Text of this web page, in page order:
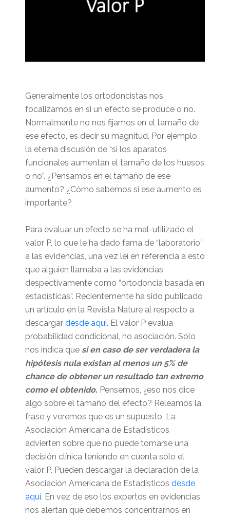
Generalmente los ortodoncistas nos
focalizamos en si un efecto se produce o no.
Normalmente no nos fijamos en el tamaño de
ese efecto, es decir su magnitud. Por ejemplo
la eterna discusión de “si los aparatos
funcionales aumentan el tamaño de los huesos
o no”. ¿Pensamos en el tamaño de ese
aumento? ¿Cómo sabemos si ese aumento es
importante?
Para evaluar un efecto se ha mal-utilizado el
valor P, lo que le ha dado fama de “laboratorio”
a las evidencias, una vez leí en referencia a esto
que alguien llamaba a las evidencias
despectivamente como “ortodoncia basada en
estadísticas”. Recientemente ha sido publicado
un artículo en la Revista Nature al respecto a
descargar desde aquí. El valor P evalúa
probabilidad condicional, no asociación. Sólo
nos indica que si en caso de ser verdadera la
hipótesis nula existan al menos un 5% de
chance de obtener un resultado tan extremo
como el obtenido. Pensemos, ¿eso nos dice
algo sobre el tamaño del efecto? Releamos la
frase y veremos que es un supuesto. La
Asociación Americana de Estadísticos
advierten sobre que no puede tomarse una
decisión clínica teniendo en cuenta sólo el
valor P. Pueden descargar la declaración de la
Asociación Americana de Estadísticos desde
aquí. En vez de eso los expertos en evidencias
nos alertan que debemos concentrarnos en